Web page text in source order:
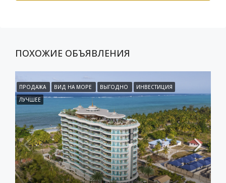
ПОХОЖИЕ ОБЪЯВЛЕНИЯ
ПРОДАЖА ВИД НА МОРЕ ВЫГОДНО
ИНВЕСТИЦИЯ
ЛУЧШЕЕ